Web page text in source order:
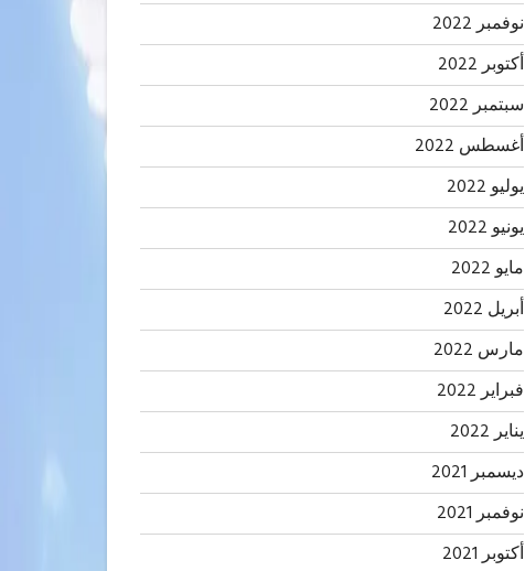
نوفمبر 2022
أكتوبر 2022
سبتمبر 2022
أغسطس 2022
يوليو 2022
يونيو 2022
مايو 2022
أبريل 2022
مارس 2022
فبراير 2022
يناير 2022
ديسمبر 2021
نوفمبر 2021
أكتوبر 2021